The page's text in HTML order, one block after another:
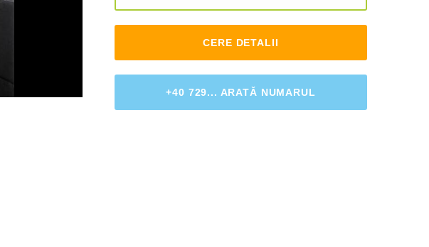
CERE DETALII
+40 729... ARATĂ NUMARUL